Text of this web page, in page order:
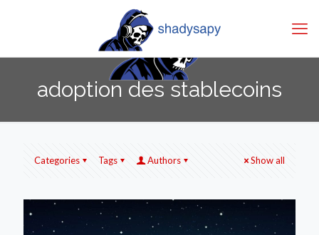
adoption des stablecoins
Categories Tags Authors Show all